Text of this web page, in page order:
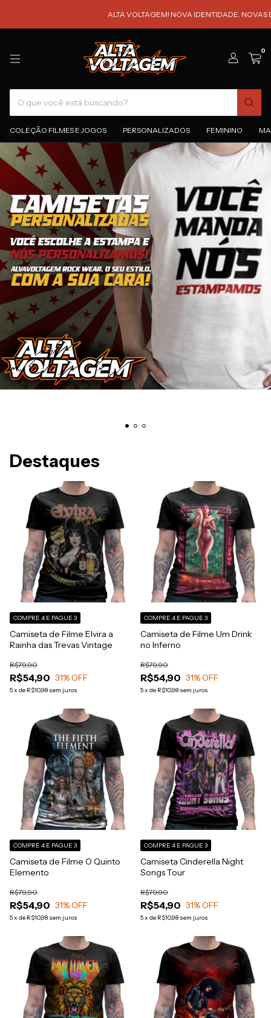
ALTA VOLTAGEM! NOVA IDENTIDADE, NOVAS
0
COLEÇÃO FILMES E JOGOS PERSONALIZADOS FEMININO
Destaques
Camiseta de Filme Elvira a
Rainha das Trevas Vintage
R$54,90
R$79,90
31% OFF
5x de R$10,98 sem juros
COMPRE 4 E PAGUE 3
Camiseta de Filme Um Drink
no Inferno
R$54,90
R$79,90
31% OFF
5x de R$10,98 sem juros
COMPRE 4 E PAGUE 3
Camiseta de Filme O Quinto
Elemento
R$54,90
R$79,90
31% OFF
5x de R$10,98 sem juros
COMPRE 4 E PAGUE 3
Camiseta Cinderella Night
Songs Tour
R$54,90
R$79,90
31% OFF
5x de R$10,98 sem juros
COMPRE 4 E PAGUE 3